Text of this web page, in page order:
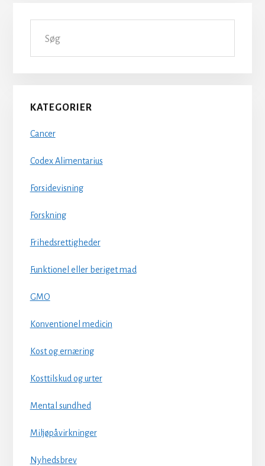
Primær
Sidebar
KATEGORIER
Cancer
Codex Alimentarius
Forsidevisning
Forskning
Frihedsrettigheder
Funktionel eller beriget mad
GMO
Konventionel medicin
Kost og ernæring
Kosttilskud og urter
Mental sundhed
Miljøpåvirkninger
Nyhedsbrev